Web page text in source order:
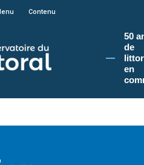
site du Conservatoire du littoral, vous
Contenu
50
de
en